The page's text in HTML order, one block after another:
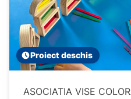
Proiect deschis
ASOCIATIA VISE